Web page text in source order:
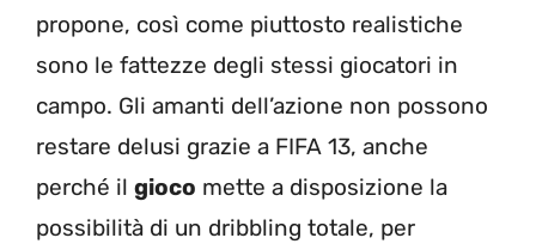
propone, così come piuttosto realistiche
sono le fattezze degli stessi giocatori in
campo. Gli amanti dell’azione non possono
restare delusi grazie a FIFA 13, anche
perché il gioco mette a disposizione la
possibilità di un dribbling totale, per